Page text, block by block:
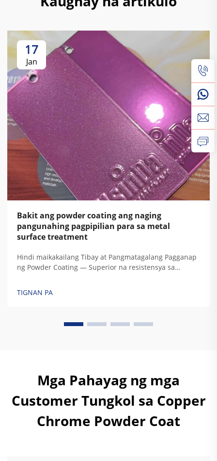
17
Jan
Bakit ang powder coating ang naging
pangunahing pagpipilian para sa metal
surface treatment
Hindi maikakailang Tibay at Pangmatagalang Pagganap
ng Powder Coating — Superior na resistensya sa
katangian ng powder coating ay galing sa espesyal na
TIGNAN PA
Mga Pahayag ng mga
Customer Tungkol sa Copper
Chrome Powder Coat